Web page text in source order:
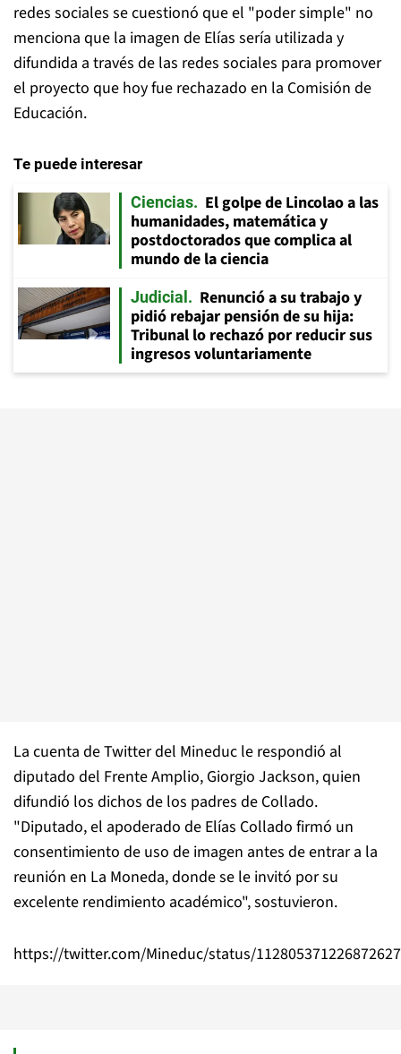
redes sociales se cuestionó que el "poder simple" no
menciona que la imagen de Elías sería utilizada y
difundida a través de las redes sociales para promover
el proyecto que hoy fue rechazado en la Comisión de
Educación.
Te puede interesar
Ciencias
El golpe de Lincolao a las
humanidades, matemática y
postdoctorados que complica al
mundo de la ciencia
Judicial
Renunció a su trabajo y
pidió rebajar pensión de su hija:
Tribunal lo rechazó por reducir sus
ingresos voluntariamente
La cuenta de Twitter del Mineduc le respondió al
diputado del Frente Amplio, Giorgio Jackson, quien
difundió los dichos de los padres de Collado.
"Diputado, el apoderado de Elías Collado firmó un
consentimiento de uso de imagen antes de entrar a la
reunión en La Moneda, donde se le invitó por su
excelente rendimiento académico", sostuvieron.
https://twitter.com/Mineduc/status/